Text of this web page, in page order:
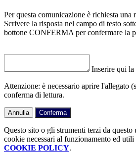
Per questa comunicazione è richiesta una
Scrivere la risposta nel campo di testo
bottone CONFERMA per confermare la
Inserire qui la
Attenzione: è necessario aprire l'allegato
conferma di lettura.
Annulla Conferma
Questo sito o gli strumenti terzi da
cookie necessari al funzionamento ed
COOKIE POLICY.